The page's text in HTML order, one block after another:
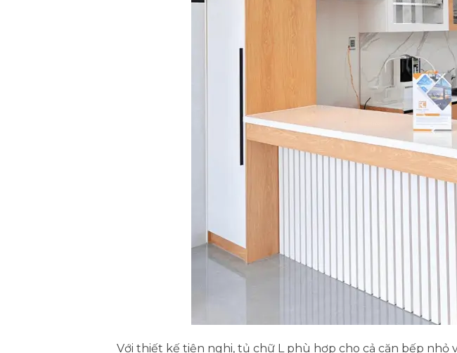
Với thiết kế tiện nghi, tủ chữ L phù hợp cho cả căn bếp nhỏ